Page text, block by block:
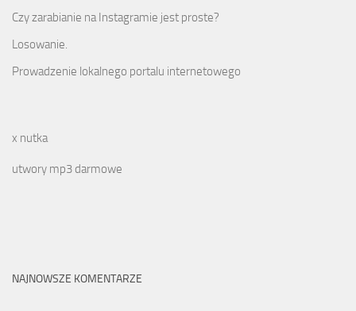
Czy zarabianie na Instagramie jest proste?
Losowanie.
Prowadzenie lokalnego portalu internetowego
x nutka
utwory mp3 darmowe
NAJNOWSZE KOMENTARZE